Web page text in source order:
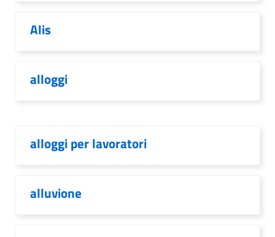
Alis
alloggi
alloggi per lavoratori
alluvione